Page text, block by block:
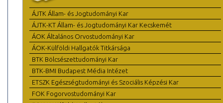
ÁJTK Állam- és Jogtudományi Kar
ÁJTK-KT Állam- és Jogtudományi Kar Kecskemét
ÁOK Általános Orvostudományi Kar
ÁOK-Külföldi Hallgatók Titkársága
BTK Bölcsészettudományi Kar
BTK-BMI Budapest Média Intézet
ETSZK Egészségtudományi és Szociális Képzési Kar
FOK Fogorvostudományi Kar